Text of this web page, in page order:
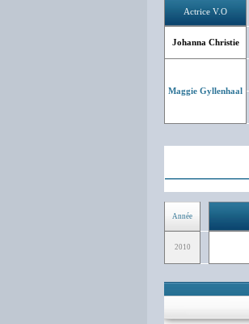
Actrice V.O
Johanna Christie
Maggie Gyllenhaal
Année
2010